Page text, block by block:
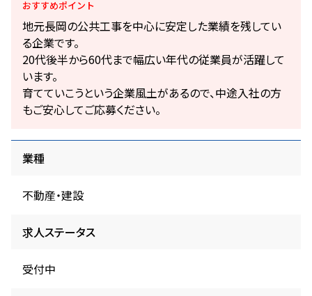
おすすめポイント
地元長岡の公共工事を中心に安定した業績を残してい
る企業です。
20代後半から60代まで幅広い年代の従業員が活躍して
います。
育てていこうという企業風土があるので、中途入社の方
もご安心してご応募ください。
業種
不動産・建設
求人ステータス
受付中